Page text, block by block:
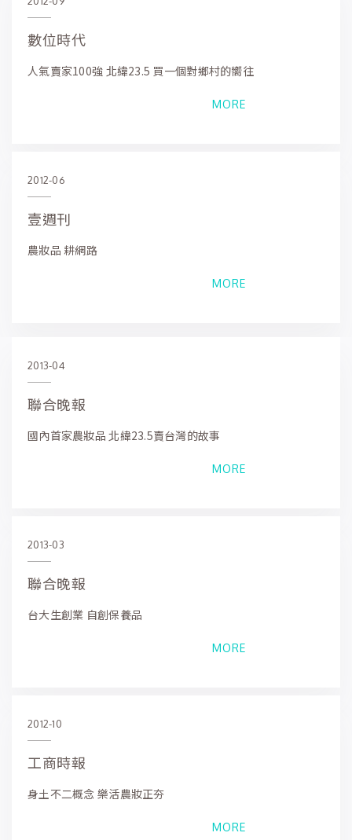
數位時代
人氣賣家100強 北緯23.5 買一個對鄉村的嚮往
MORE
2012-06
壹週刊
農妝品 耕網路
MORE
2013-04
聯合晚報
國內首家農妝品 北緯23.5賣台灣的故事
MORE
2013-03
聯合晚報
台大生創業 自創保養品
MORE
2012-10
工商時報
身土不二概念 樂活農妝正夯
MORE